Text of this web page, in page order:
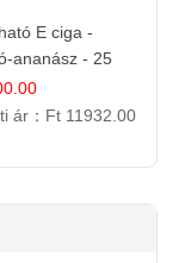
E ciga -
ananász - 25
ár： Ft 11932.00